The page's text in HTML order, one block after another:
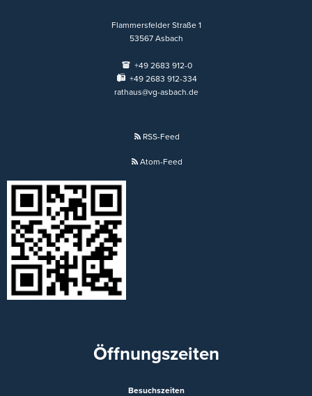
Flammersfelder Straße 1
53567 Asbach
+49 2683 912-0
+49 2683 912-334
rathaus@vg-asbach.de
RSS-Feed
Atom-Feed
Öffnungszeiten
Besuchszeiten